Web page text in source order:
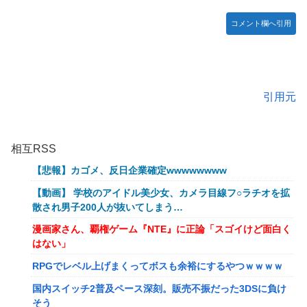
コメント欄へ引用
引用元
相互RSS
【悲報】カゴメ、反日企業確定wwwwwwww
【動画】 学校のアイドル美少女、カメラ目線フ○ラチオを拡
散され男子200人が抜いてしまう…
漫画家さん、覇権ゲーム『NTE』に正論「スゴイけど面白く
はない」
RPGでレベル上げまくってボスも余裕にするやつｗｗｗｗ
国内スイッチ2普及ペース深刻。販売不振だった3DSに負け
そう